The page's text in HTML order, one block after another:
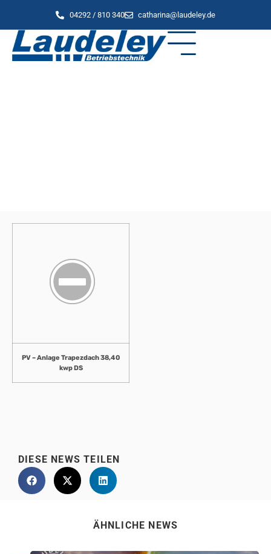
04292 / 810 340 catharina@laudeley.de
DIESE NEWS TEILEN
PV – Anlage Trapezdach 38,40
kwp DS
ÄHNLICHE NEWS